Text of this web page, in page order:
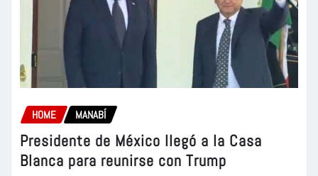
HOME MANABÍ
Presidente de México llegó a la Casa
Blanca para reunirse con Trump